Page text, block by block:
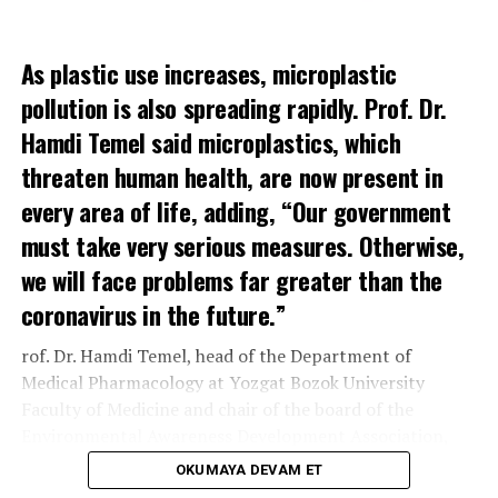
proje yazma becerilerini geliştirerek üniversitemizin
Avrupa Birliği, TUBİTAK ve Kalkınma Ajanslarına proje
başvurusunda artış sağlanabileceği düşünülmektedir.
Çalıştayımıza üniversite personeli ve lisans üstü
öğrencilerimizden 60’ı aşkın başvuru olmuş ancak
eğitimin uygulamalı olması nedeni ile sadece 25
katılımcı ile sınırlandırmak zorunda kaldık. Bu tür proje
hazırlama ve yürütme eğitimlerinin devam etmesini
temenni ediyoruz.
Varol, Rektörümüz Prof. Dr. Metin Orbay, Garnizon
Komutanı Zafer Uğur, Jandarma Komutanı Selami Akşit,
teşekkür ederim.’’
As plastic use increases, microplastic
pollution is also spreading rapidly. Prof. Dr.
Hamdi Temel said microplastics, which
threaten human health, are now present in
every area of life, adding, “Our government
must take very serious measures. Otherwise,
we will face problems far greater than the
coronavirus in the future.”
rof. Dr. Hamdi Temel, head of the Department of
Medical Pharmacology at Yozgat Bozok University
has attracted attention with his studies examining
chemicals in PET bottles and research into whether
OKUMAYA DEVAM ET